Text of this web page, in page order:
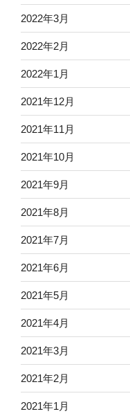
2022年3月
2022年2月
2022年1月
2021年12月
2021年11月
2021年10月
2021年9月
2021年8月
2021年7月
2021年6月
2021年5月
2021年4月
2021年3月
2021年2月
2021年1月